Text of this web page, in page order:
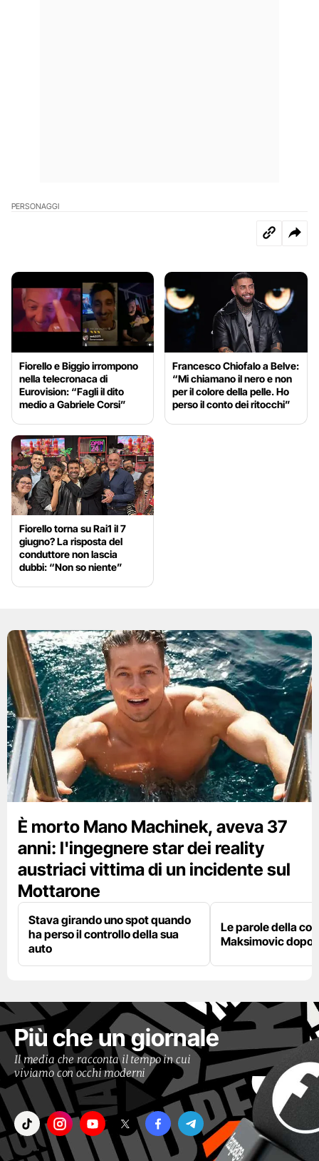
PERSONAGGI
Fiorello e Biggio irrompono
nella telecronaca di
Eurovision: “Fagli il dito
medio a Gabriele Corsi”
Francesco Chiofalo a Belve:
“Mi chiamano il nero e non
per il colore della pelle. Ho
perso il conto dei ritocchi”
Fiorello torna su Rai1 il 7
giugno? La risposta del
conduttore non lascia
dubbi: “Non so niente”
È morto Mano Machinek, aveva 37
anni: l'ingegnere star dei reality
austriaci vittima di un incidente sul
Mottarone
Stava girando uno spot quando
ha perso il controllo della sua
auto
Le parole della
Maksimovic dopo
Più che un giornale
Il media che racconta il tempo in cui
viviamo con occhi moderni